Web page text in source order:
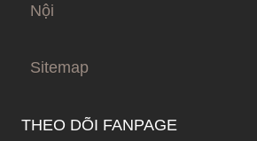
Nội
Sitemap
THEO DÕI FANPAGE